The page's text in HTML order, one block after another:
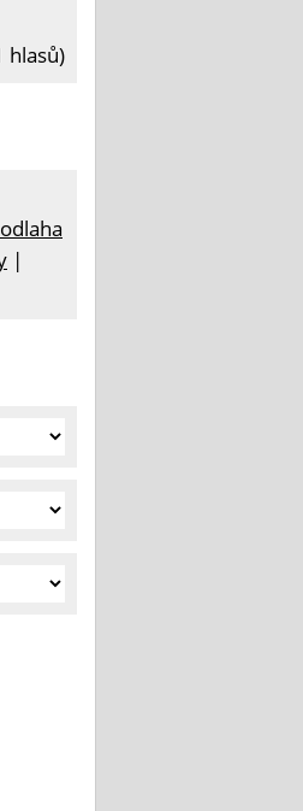
hlasů)
|